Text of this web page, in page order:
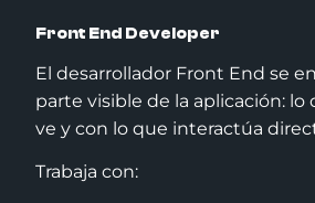
Front End Developer
El desarrollador Front End se
parte visible de la aplicación: lo
ve y con lo que interactúa
Trabaja con: